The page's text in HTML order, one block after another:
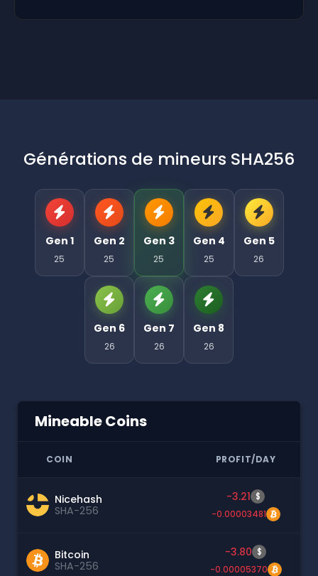
Générations de mineurs SHA256
Gen 1
25
Gen 2
25
Gen 3
25
Gen 4
25
Gen 5
26
Gen 6
26
Gen 7
26
Gen 8
26
Mineable Coins
COIN PROFIT/DAY
Nicehash
SHA-256
-3.21 $
-0.00003481
Bitcoin
SHA-256
-3.80 $
-0.00005370